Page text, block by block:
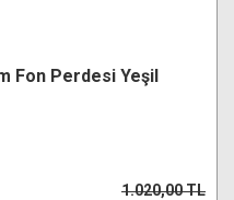
Fon Perdesi Yeşil
1.020,00 TL